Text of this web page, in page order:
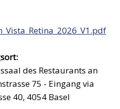
des Restaurants an
75 - Eingang via
40, 4054 Basel